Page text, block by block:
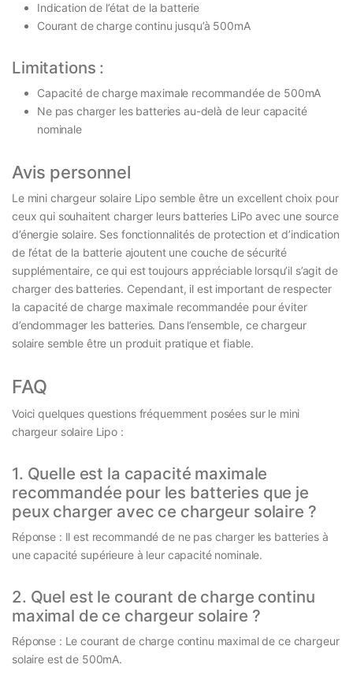
Indication de l’état de la batterie
Courant de charge continu jusqu’à 500mA
Limitations :
Capacité de charge maximale recommandée de 500mA
Ne pas charger les batteries au-delà de leur capacité
nominale
Avis personnel
Le mini chargeur solaire Lipo semble être un excellent choix pour
ceux qui souhaitent charger leurs batteries LiPo avec une source
d’énergie solaire. Ses fonctionnalités de protection et d’indication
de l’état de la batterie ajoutent une couche de sécurité
supplémentaire, ce qui est toujours appréciable lorsqu’il s’agit de
charger des batteries. Cependant, il est important de respecter
la capacité de charge maximale recommandée pour éviter
d’endommager les batteries. Dans l’ensemble, ce chargeur
solaire semble être un produit pratique et fiable.
FAQ
Voici quelques questions fréquemment posées sur le mini
chargeur solaire Lipo :
1. Quelle est la capacité maximale
recommandée pour les batteries que je
peux charger avec ce chargeur solaire ?
Réponse : Il est recommandé de ne pas charger les batteries à
une capacité supérieure à leur capacité nominale.
2. Quel est le courant de charge continu
maximal de ce chargeur solaire ?
Réponse : Le courant de charge continu maximal de ce chargeur
solaire est de 500mA.